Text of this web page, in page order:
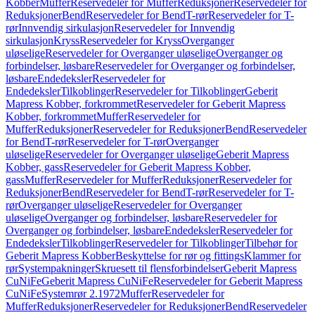
KobberMufferReservedeler for MufferReduksjonerReservedeler for
ReduksjonerBendReservedeler for BendT-rørReservedeler for T-
rørInnvendig sirkulasjonReservedeler for Innvendig
sirkulasjonKryssReservedeler for KryssOverganger
uløseligeReservedeler for Overganger uløseligeOverganger og
forbindelser, løsbareReservedeler for Overganger og forbindelser,
løsbareEndedekslerReservedeler for
EndedekslerTilkoblingerReservedeler for TilkoblingerGeberit
Mapress Kobber, forkrommetReservedeler for Geberit Mapress
Kobber, forkrommetMufferReservedeler for
MufferReduksjonerReservedeler for ReduksjonerBendReservedeler
for BendT-rørReservedeler for T-rørOverganger
uløseligeReservedeler for Overganger uløseligeGeberit Mapress
Kobber, gassReservedeler for Geberit Mapress Kobber,
gassMufferReservedeler for MufferReduksjonerReservedeler for
ReduksjonerBendReservedeler for BendT-rørReservedeler for T-
rørOverganger uløseligeReservedeler for Overganger
uløseligeOverganger og forbindelser, løsbareReservedeler for
Overganger og forbindelser, løsbareEndedekslerReservedeler for
EndedekslerTilkoblingerReservedeler for TilkoblingerTilbehør for
Geberit Mapress KobberBeskyttelse for rør og fittingsKlammer for
rørSystempakningerSkruesett til flensforbindelserGeberit Mapress
CuNiFeGeberit Mapress CuNiFeReservedeler for Geberit Mapress
CuNiFeSystemrør 2.1972MufferReservedeler for
MufferReduksjonerReservedeler for ReduksjonerBendReservedeler